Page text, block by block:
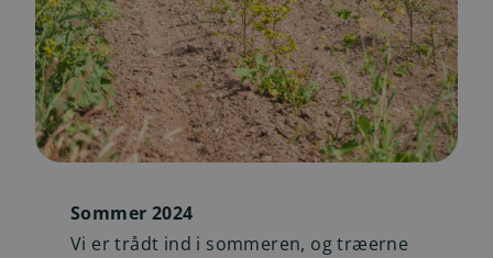
Sommer 2024
Vi er trådt ind i sommeren, og træerne